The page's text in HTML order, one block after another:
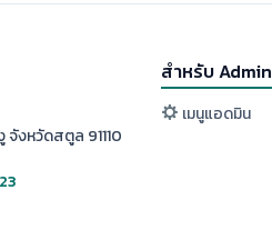
จังหวัดสตูล 91110
สำหรับ Admin
เมนูแอดมิน